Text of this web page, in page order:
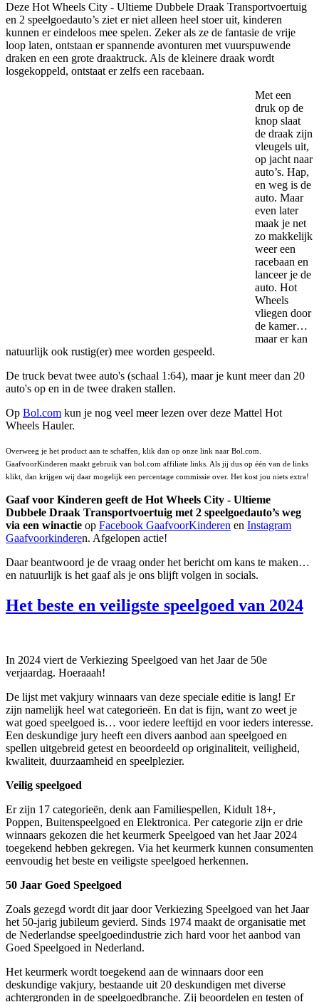
Deze Hot Wheels City - Ultieme Dubbele Draak Transportvoertuig
en 2 speelgoedauto’s ziet er niet alleen heel stoer uit, kinderen
kunnen er eindeloos mee spelen. Zeker als ze de fantasie de vrije
loop laten, ontstaan er spannende avonturen met vuurspuwende
draken en een grote draaktruck. Als de kleinere draak wordt
losgekoppeld, ontstaat er zelfs een racebaan.
Met een
druk op de
knop slaat
de draak zijn
vleugels uit,
op jacht naar
auto’s. Hap,
en weg is de
auto. Maar
even later
maak je net
zo makkelijk
weer een
racebaan en
lanceer je de
auto. Hot
Wheels
vliegen door
de kamer…
maar er kan
natuurlijk ook rustig(er) mee worden gespeeld.
De truck bevat twee auto's (schaal 1:64), maar je kunt meer dan 20
auto's op en in de twee draken stallen.
Op Bol.com kun je nog veel meer lezen over deze Mattel Hot
Wheels Hauler.
Overweeg je het product aan te schaffen, klik dan op onze link naar Bol.com.
GaafvoorKinderen maakt gebruik van bol.com affiliate links. Als jij dus op één van de links
klikt, dan krijgen wij daar mogelijk een percentage commissie over. Het kost jou niets extra!
Gaaf voor Kinderen geeft de Hot Wheels City - Ultieme
Dubbele Draak Transportvoertuig met 2 speelgoedauto’s weg
via een winactie op Facebook GaafvoorKinderen en Instagram
Gaafvoorkinderen. Afgelopen actie!
Daar beantwoord je de vraag onder het bericht om kans te maken…
en natuurlijk is het gaaf als je ons blijft volgen in socials.
Het beste en veiligste speelgoed van 2024
In 2024 viert de Verkiezing Speelgoed van het Jaar de 50e
verjaardag. Hoeraaah!
De lijst met vakjury winnaars van deze speciale editie is lang! Er
zijn namelijk heel wat categorieën. En dat is fijn, want zo weet je
wat goed speelgoed is… voor iedere leeftijd en voor ieders interesse.
Een deskundige jury heeft een divers aanbod aan speelgoed en
spellen uitgebreid getest en beoordeeld op originaliteit, veiligheid,
kwaliteit, duurzaamheid en speelplezier.
Veilig speelgoed
Er zijn 17 categorieën, denk aan Familiespellen, Kidult 18+,
Poppen, Buitenspeelgoed en Elektronica. Per categorie zijn er drie
winnaars gekozen die het keurmerk Speelgoed van het Jaar 2024
toegekend hebben gekregen. Via het keurmerk kunnen consumenten
eenvoudig het beste en veiligste speelgoed herkennen.
50 Jaar Goed Speelgoed
Zoals gezegd wordt dit jaar door Verkiezing Speelgoed van het Jaar
het 50-jarig jubileum gevierd. Sinds 1974 maakt de organisatie met
de Nederlandse speelgoedindustrie zich hard voor het aanbod van
Goed Speelgoed in Nederland.
Het keurmerk wordt toegekend aan de winnaars door een
deskundige vakjury, bestaande uit 20 deskundigen met diverse
achtergronden in de speelgoedbranche. Zij beoordelen en testen of